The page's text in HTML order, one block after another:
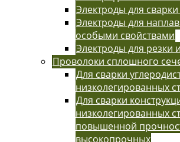
Электроды для сварки
Электроды для
особыми свойствами
Электроды для резки
Проволоки сплошного
Для сварки
низколегированных
Для сварки
низколегированных
повышенной
высокопрочных